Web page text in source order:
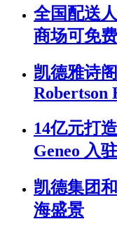
全国配送
商场可免
凯德雅诗
Robertson
14亿元打
Geneo 入
凯德集团
海盛景